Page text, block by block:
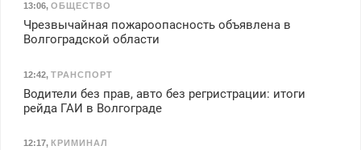
13:06, ОБЩЕСТВО
Чрезвычайная пожароопасность объявлена в
Волгоградской области
12:42, ТРАНСПОРТ
Водители без прав, авто без регристрации: итоги
рейда ГАИ в Волгограде
12:17, КРИМИНАЛ